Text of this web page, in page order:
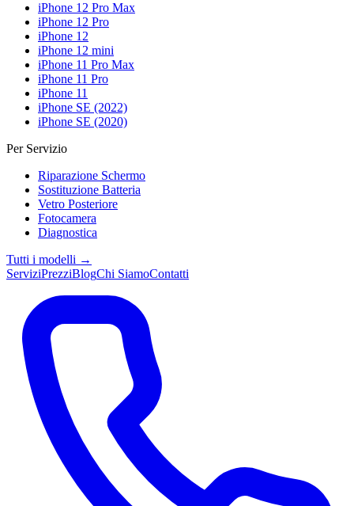
iPhone 12 Pro Max
iPhone 12 Pro
iPhone 12
iPhone 12 mini
iPhone 11 Pro Max
iPhone 11 Pro
iPhone 11
iPhone SE (2022)
iPhone SE (2020)
Per Servizio
Riparazione Schermo
Sostituzione Batteria
Vetro Posteriore
Fotocamera
Diagnostica
Tutti i modelli →
ServiziPrezziBlogChi SiamoContatti